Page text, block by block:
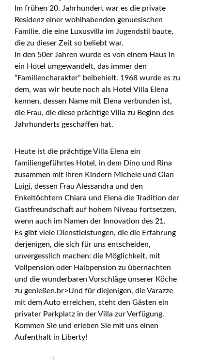
Im frühen 20. Jahrhundert war es die private
Residenz einer wohlhabenden genuesischen
Familie, die eine Luxusvilla im Jugendstil baute,
die zu dieser Zeit so beliebt war.
In den 50er Jahren wurde es von einem Haus in
ein Hotel umgewandelt, das immer den
”Familiencharakter“ beibehielt. 1968 wurde es zu
dem, was wir heute noch als Hotel Villa Elena
kennen, dessen Name mit Elena verbunden ist,
die Frau, die diese prächtige Villa zu Beginn des
Jahrhunderts geschaffen hat.
Heute ist die prächtige Villa Elena ein
familiengeführtes Hotel, in dem Dino und Rina
zusammen mit ihren Kindern Michele und Gian
Luigi, dessen Frau Alessandra und den
Enkeltöchtern Chiara und Elena die Tradition der
Gastfreundschaft auf hohem Niveau fortsetzen,
wenn auch im Namen der Innovation des 21.
Es gibt viele Dienstleistungen, die die Erfahrung
derjenigen, die sich für uns entscheiden,
unvergesslich machen: die Möglichkeit, mit
Vollpension oder Halbpension zu übernachten
und die wunderbaren Vorschläge unserer Köche
zu genießen.br>Und für diejenigen, die Varazze
mit dem Auto erreichen, steht den Gästen ein
privater Parkplatz in der Villa zur Verfügung.
Kommen Sie und erleben Sie mit uns einen
Aufenthalt in Liberty!